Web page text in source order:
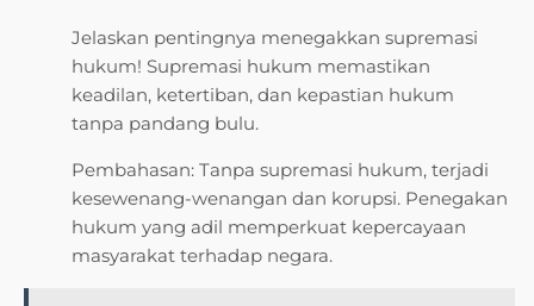
Jelaskan pentingnya menegakkan supremasi
hukum! Supremasi hukum memastikan
keadilan, ketertiban, dan kepastian hukum
tanpa pandang bulu.
Pembahasan: Tanpa supremasi hukum, terjadi
kesewenang-wenangan dan korupsi. Penegakan
hukum yang adil memperkuat kepercayaan
masyarakat terhadap negara.